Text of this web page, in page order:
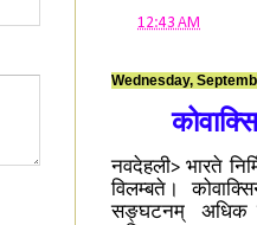
12:43 AM
Wednesday,
नवदेहली> भारते
विलम्बते।
सङ्घटनम् अधिक